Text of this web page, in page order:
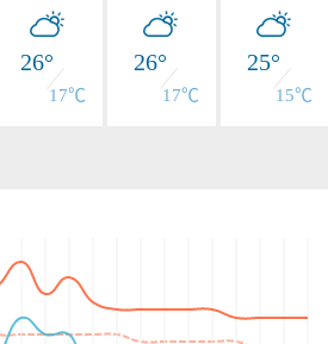
26°
17℃
26°
17℃
25°
15℃